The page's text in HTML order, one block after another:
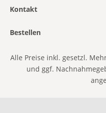
Kontakt
Bestellen
Alle Preise inkl. gesetzl.
und ggf.